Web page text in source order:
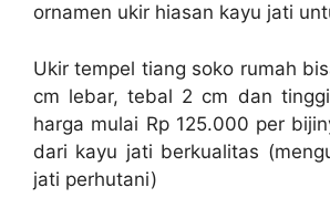
ornamen ukir hiasan kayu jati
Ukir tempel tiang soko rumah
cm lebar, tebal 2 cm dan
harga mulai Rp 125.000 per
dari kayu jati berkualitas
jati perhutani)